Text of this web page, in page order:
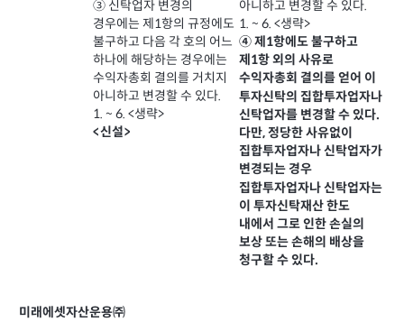
③ 신탁업자 변경의
경우에는 제1항의 규정에도
불구하고 다음 각 호의 어느
하나에 해당하는 경우에는
수익자총회 결의를 거치지
아니하고 변경할 수 있다.
1. ~ 6. <생략>
<신설>
아니하고 변경할 수 있다.
1. ~ 6. <생략>
④ 제1항에도 불구하고
제1항 외의 사유로
수익자총회 결의를 얻어 이
투자신탁의 집합투자업자나
신탁업자를 변경할 수 있다.
다만, 정당한 사유없이
집합투자업자나 신탁업자가
변경되는 경우
집합투자업자나 신탁업자는
이 투자신탁재산 한도
내에서 그로 인한 손실의
보상 또는 손해의 배상을
청구할 수 있다.
미래에셋자산운용㈜